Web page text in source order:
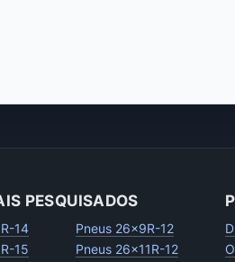
PESQUISADOS
14
15
Pneus 26x9R-12
Pneus 26x11R-12